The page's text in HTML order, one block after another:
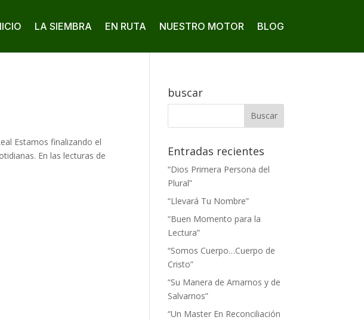
LA SIEMBRA EN RUTA NUESTRO MOTOR BLOG
Estamos finalizando el
En las lecturas de
buscar
Entradas recientes
“Dios Primera Persona del
Plural”
“Llevará Tu Nombre”
“Buen Momento para la
Lectura”
“Somos Cuerpo…Cuerpo de
Cristo”
“Su Manera de Amarnos y de
Salvarnos”
“Un Master En Reconciliación